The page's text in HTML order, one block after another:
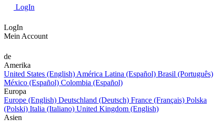
LogIn
LogIn
Mein Account
de
Amerika
United States (English) América Latina (Español) Brasil (Português)
México (Español) Colombia (Español)
Europa
Europe (English) Deutschland (Deutsch) France (Français) Polska
(Polski) Italia (Italiano) United Kingdom (English)
Asien